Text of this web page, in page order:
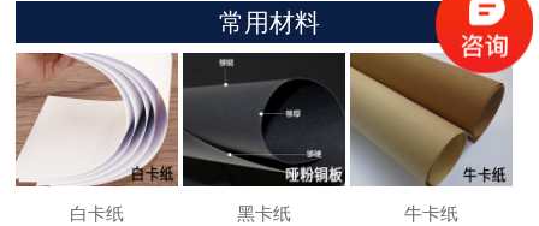
常用材料
白卡纸 黑卡纸 牛卡纸